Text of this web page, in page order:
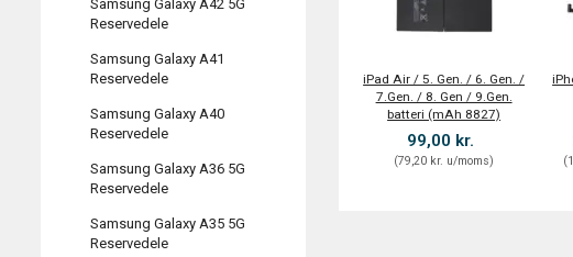
Samsung Galaxy A42 5G
Reservedele
Samsung Galaxy A41
Reservedele
Samsung Galaxy A40
Reservedele
Samsung Galaxy A36 5G
Reservedele
Samsung Galaxy A35 5G
Reservedele
iPad Air / 5. Gen. / 6. Gen. /
7.Gen. / 8. Gen / 9.Gen.
batteri (mAh 8827)
99,00 kr.
(79,20 kr. u/moms) (